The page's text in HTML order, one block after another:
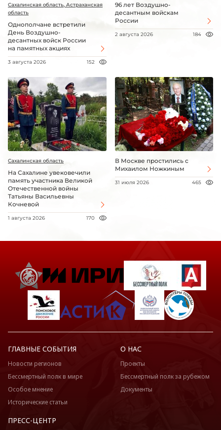
Сахалинская область, Астраханская
область
Однополчане встретили
День Воздушно-
десантных войск России
на памятных акциях
3 августа 2026 152
96 лет Воздушно-
десантным войскам
России
2 августа 2026 184
Сахалинская область
На Сахалине увековечили
память участника Великой
Отечественной войны
Татьяны Васильевны
Кочневой
1 августа 2026 170
В Москве простились с
Михаилом Ножкиным
31 июля 2026 465
ГЛАВНЫЕ СОБЫТИЯ
Новости регионов
Бессмертный полк в мире
Особое мнение
Исторические статьи
О НАС
Проекты
Бессмертный полк за рубежом
Документы
ПРЕСС-ЦЕНТР